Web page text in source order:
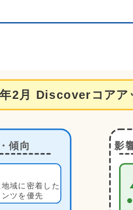
2月 Discoverコアア
傾向
域に密着した
ツを優先
影